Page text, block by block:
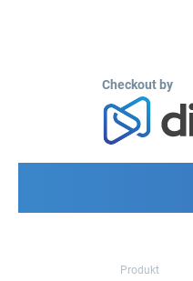
Checkout by
Produkt